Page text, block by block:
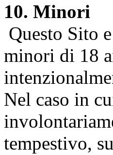
10. Minori
Questo Sito
minori di 18
Nel caso in
tempestivo,